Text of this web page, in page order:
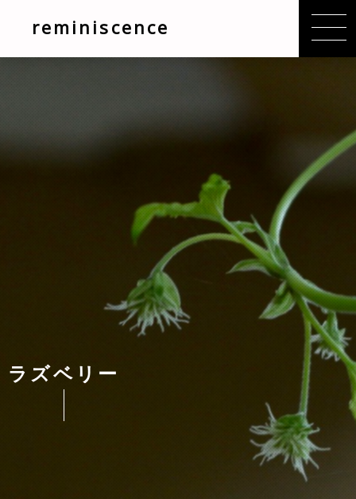
reminiscence
ラズベリー